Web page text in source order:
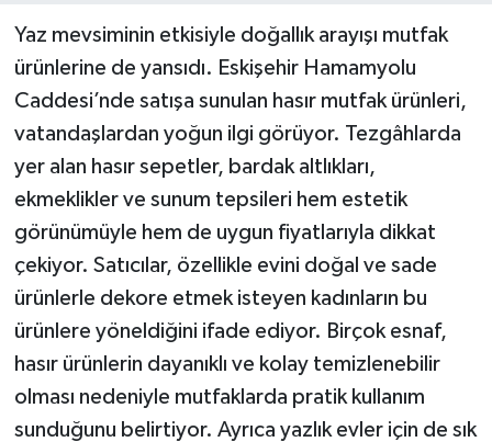
Yaz mevsiminin etkisiyle doğallık arayışı mutfak
ürünlerine de yansıdı. Eskişehir Hamamyolu
Caddesi’nde satışa sunulan hasır mutfak ürünleri,
vatandaşlardan yoğun ilgi görüyor. Tezgâhlarda
yer alan hasır sepetler, bardak altlıkları,
ekmeklikler ve sunum tepsileri hem estetik
görünümüyle hem de uygun fiyatlarıyla dikkat
çekiyor. Satıcılar, özellikle evini doğal ve sade
ürünlerle dekore etmek isteyen kadınların bu
ürünlere yöneldiğini ifade ediyor. Birçok esnaf,
hasır ürünlerin dayanıklı ve kolay temizlenebilir
olması nedeniyle mutfaklarda pratik kullanım
sunduğunu belirtiyor. Ayrıca yazlık evler için de sık